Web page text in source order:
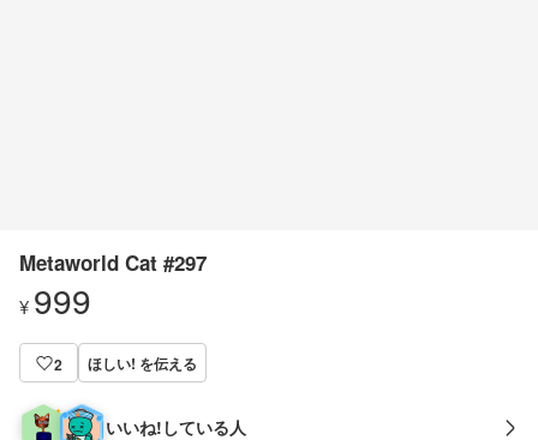
Metaworld Cat #297
¥ 999
2 ほしい! を伝える
いいね!している人